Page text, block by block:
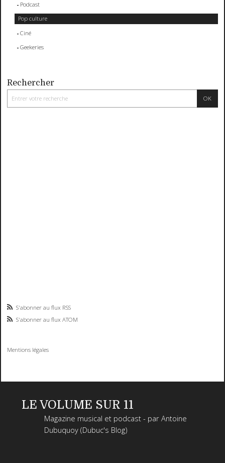
Podcast
Pop culture
Ciné
Geekeries
Rechercher
S'abonner au flux RSS
S'abonner au flux ATOM
Mentions légales
LE VOLUME SUR 11
Magazine musical et podcast - par Antoine
Dubuquoy (Dubuc's Blog)